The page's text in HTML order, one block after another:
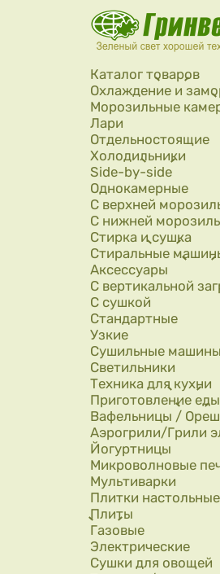
Перейти к основному содержанию
Каталог товаров
Охлаждение и
Морозильные
Лари
Отдельностоящие
Холодильники
Side-by-side
Однокамерные
С верхней
С нижней
Стирка и сушка
Стиральные
Аксессуары
С вертикальной
С сушкой
Стандартные
Узкие
Сушильные машины
Светильники
Техника для кухни
Приготовление еды
Вафельницы /
Аэрогрили/Грили
Йогуртницы
Микроволновые
Мультиварки
Плитки настольные
Плиты
Газовые
Электрические
Сушки для овощей